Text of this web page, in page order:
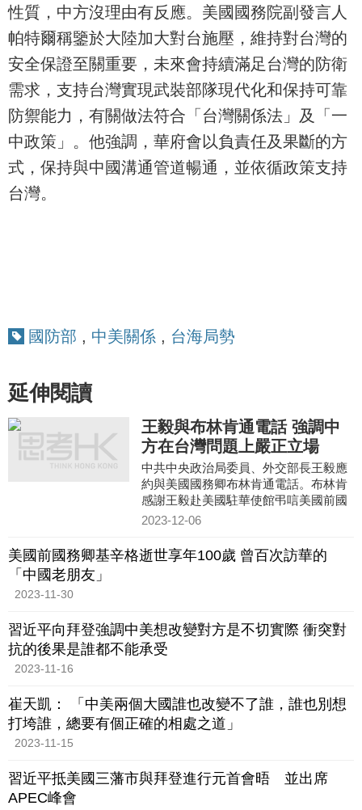
性質，中方沒理由有反應。美國國務院副發言人
帕特爾稱鑒於大陸加大對台施壓，維持對台灣的
安全保證至關重要，未來會持續滿足台灣的防衛
需求，支持台灣實現武裝部隊現代化和保持可靠
防禦能力，有關做法符合「台灣關係法」及「一
中政策」。他強調，華府會以負責任及果斷的方
式，保持與中國溝通管道暢通，並依循政策支持
台灣。
國防部 , 中美關係 , 台海局勢
延伸閱讀
王毅與布林肯通電話 強調中
方在台灣問題上嚴正立場
中共中央政治局委員、外交部長王毅應
約與美國國務卿布林肯通電話。布林肯
感謝王毅赴美國駐華使館弔唁美國前國
務卿基辛格。王毅說基辛格始終主張中
2023-12-06
美國前國務卿基辛格逝世享年100歲 曾百次訪華的
「中國老朋友」
2023-11-30
習近平向拜登強調中美想改變對方是不切實際 衝突對
抗的後果是誰都不能承受
2023-11-16
崔天凱： 「中美兩個大國誰也改變不了誰，誰也別想
打垮誰，總要有個正確的相處之道」
2023-11-15
習近平抵美國三藩市與拜登進行元首會晤 並出席
APEC峰會